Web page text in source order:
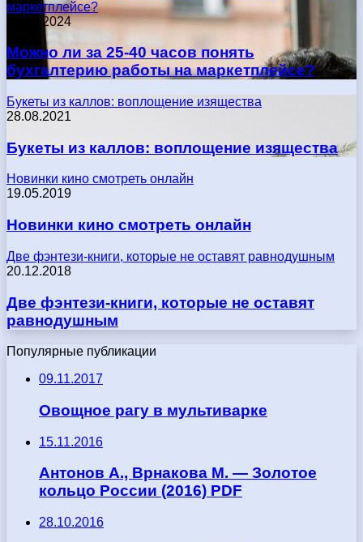
маркетплейсе?
17.05.2024
Можно ли за 25-40 часов понять
бухгалтерию работы на маркетплейсе?
Букеты из каллов: воплощение изящества
28.08.2021
Букеты из каллов: воплощение изящества
Новинки кино смотреть онлайн
19.05.2019
Новинки кино смотреть онлайн
Две фэнтези-книги, которые не оставят равнодушным
20.12.2018
Две фэнтези-книги, которые не оставят
равнодушным
Популярные публикации
09.11.2017
Овощное рагу в мультиварке
15.11.2016
Антонов А., Врнакова М. — Золотое
кольцо России (2016) PDF
28.10.2016